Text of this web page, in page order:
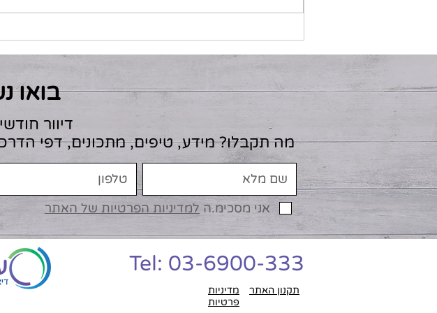
גלידת קוקוס לנינג'ה קרימי
בואו
דיוור
מה תקבלו? מידע, טיפים, מתכונים, דפי
אני מסכימ.ה למדיניות הפרטיות של האתר
Tel: 03-6900-333
מדיניות
פרטיות
תקנון האתר